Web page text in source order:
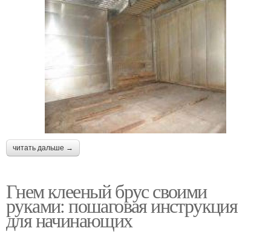
читать дальше →
Гнем клееный брус своими
руками: пошаговая инструкция
для начинающих